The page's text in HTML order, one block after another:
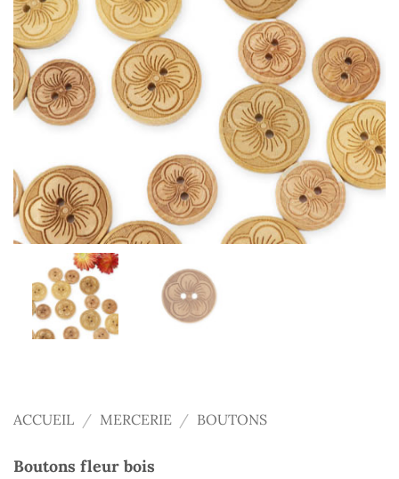
ACCUEIL / MERCERIE / BOUTONS
Boutons fleur bois